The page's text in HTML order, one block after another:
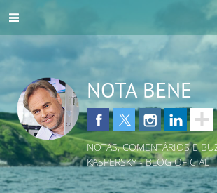
NOTA BENE
NOTAS, COMENTÁRIOS E
KASPERSKY - BLOG OFICIAL